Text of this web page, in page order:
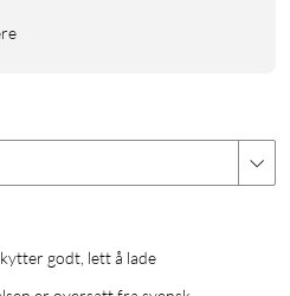
godt, lett å lade